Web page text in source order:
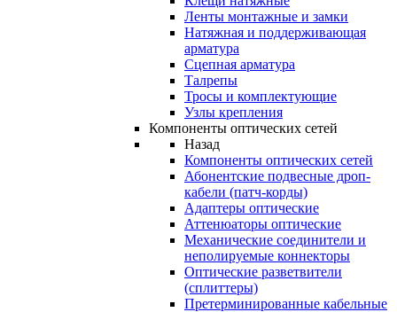
Ленты монтажные и замки
Натяжная и поддерживающая
арматура
Сцепная арматура
Талрепы
Тросы и комплектующие
Узлы крепления
Компоненты оптических сетей
Назад
Компоненты оптических сетей
Абонентские подвесные дроп-
кабели (патч-корды)
Адаптеры оптические
Аттенюаторы оптические
Механические соединители и
неполируемые коннекторы
Оптические разветвители
(сплиттеры)
Претерминированные кабельные